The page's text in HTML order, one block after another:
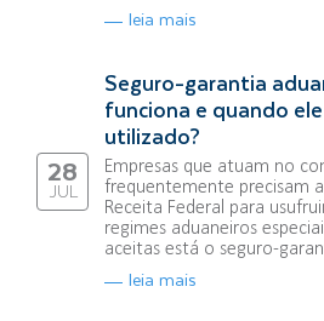
leia mais
28
JUL
Seguro-garantia
funciona e quando
utilizado?
Empresas que atuam no
frequentemente precisam
Receita Federal para
regimes aduaneiros
aceitas está o seguro-
leia mais